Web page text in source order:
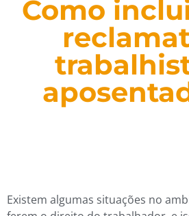
Como
Existem algumas situações no